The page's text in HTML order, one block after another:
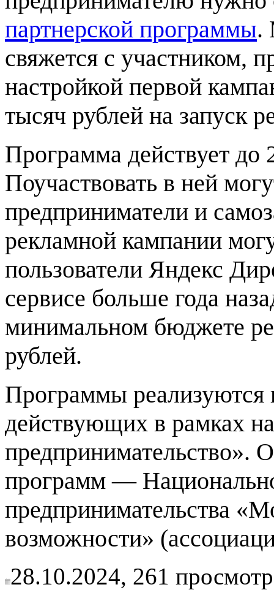
партнерской программы.
свяжется с участником,
настройкой первой
тысяч рублей на запуск
Программа действует до
Поучаствовать в ней
предприниматели и
рекламной кампании
пользователи Яндекс
сервисе больше года
минимальном бюджете
рублей.
Программы реализуются
действующих в рамках
предпринимательство».
программ —
предпринимательства
возможности»
28.10.2024, 261